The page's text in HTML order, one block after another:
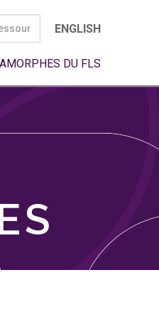
ENGLISH
DU FLS